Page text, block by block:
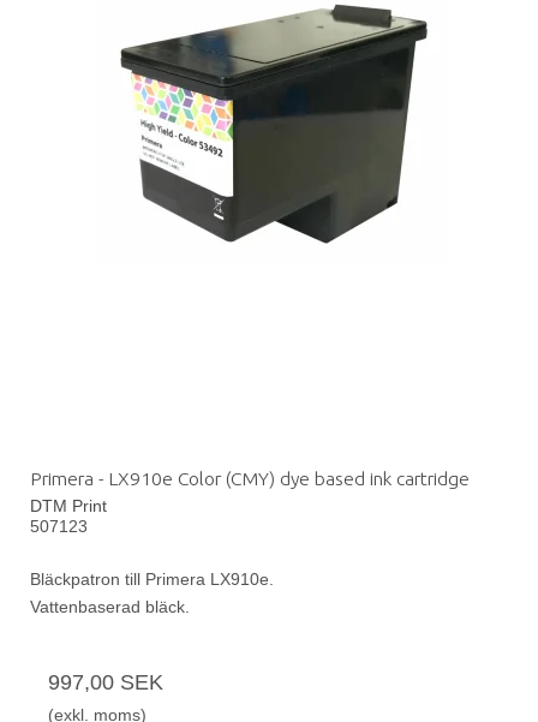
Primera - LX910e Color (CMY) dye based ink cartridge
DTM Print
507123
Bläckpatron till Primera LX910e.
Vattenbaserad bläck.
997,00 SEK
(exkl. moms)